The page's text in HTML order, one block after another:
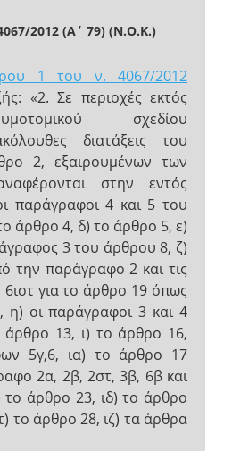
2012 (Α΄ 79) (Ν.Ο.Κ.)
1 του ν. 4067/2012
«2. Σε περιοχές εκτός
σχεδίου
διατάξεις του
2, εξαιρουμένων των
στην εντός
παράγραφοι 4 και 5 του
άρθρο 4, δ) το άρθρο 5, ε)
3 του άρθρου 8, ζ)
την παράγραφο 2 και τις
για το άρθρο 19 όπως
η) οι παράγραφοι 3 και 4
13, ι) το άρθρο 16,
5γ,6, ια) το άρθρο 17
2α, 2β, 2στ, 3β, 6β και
το άρθρο 23, ιδ) το άρθρο
το άρθρο 28, ιζ) τα άρθρα